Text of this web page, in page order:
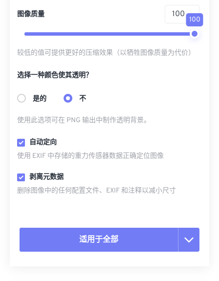
图像质量
100
较低的值可提供更好的压缩效果（以牺牲图像质量为代价）
选择一种颜色使其透明？
是的 不
使用此选项可在 PNG 输出中制作透明背景。
自动定向
使用 EXIF 中存储的重力传感器数据正确定位图像
剥离元数据
删除图像中的任何配置文件、EXIF 和注释以减小尺寸
适用于全部